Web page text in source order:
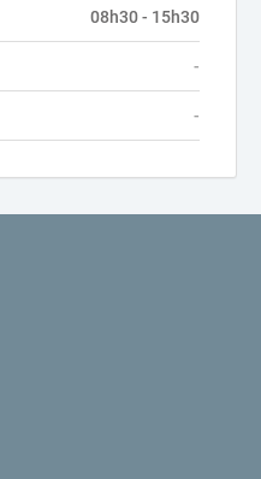
08h30 - 15h30
-
-